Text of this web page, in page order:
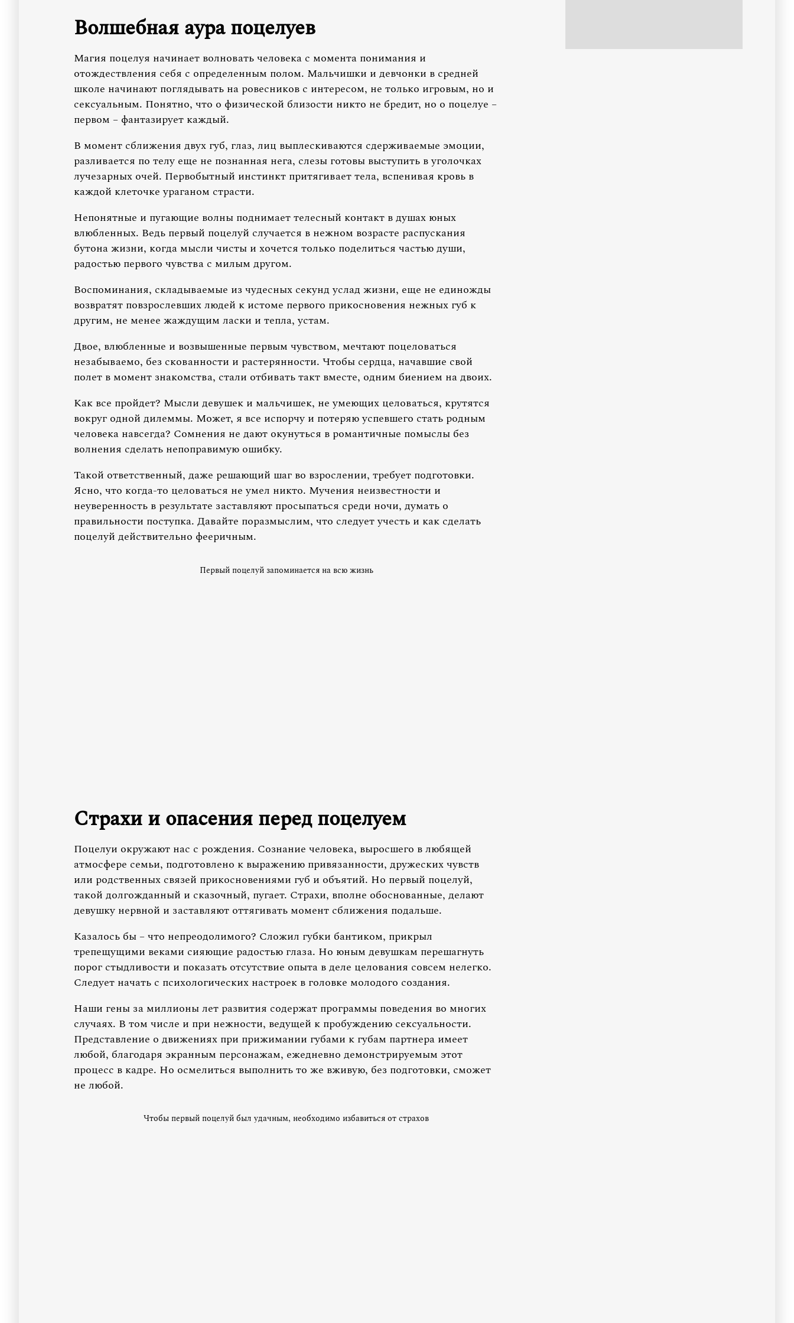
Волшебная аура поцелуев
Магия поцелуя начинает волновать человека с момента понимания и
отождествления себя с определенным полом. Мальчишки и девчонки в средней
школе начинают поглядывать на ровесников с интересом, не только игровым, но и
сексуальным. Понятно, что о физической близости никто не бредит, но о поцелуе –
первом – фантазирует каждый.
В момент сближения двух губ, глаз, лиц выплескиваются сдерживаемые эмоции,
разливается по телу еще не познанная нега, слезы готовы выступить в уголочках
лучезарных очей. Первобытный инстинкт притягивает тела, вспенивая кровь в
каждой клеточке ураганом страсти.
Непонятные и пугающие волны поднимает телесный контакт в душах юных
влюбленных. Ведь первый поцелуй случается в нежном возрасте распускания
бутона жизни, когда мысли чисты и хочется только поделиться частью души,
радостью первого чувства с милым другом.
Воспоминания, складываемые из чудесных секунд услад жизни, еще не единожды
возвратят повзрослевших людей к истоме первого прикосновения нежных губ к
другим, не менее жаждущим ласки и тепла, устам.
Двое, влюбленные и возвышенные первым чувством, мечтают поцеловаться
незабываемо, без скованности и растерянности. Чтобы сердца, начавшие свой
полет в момент знакомства, стали отбивать такт вместе, одним биением на двоих.
Как все пройдет? Мысли девушек и мальчишек, не умеющих целоваться, крутятся
вокруг одной дилеммы. Может, я все испорчу и потеряю успевшего стать родным
человека навсегда? Сомнения не дают окунуться в романтичные помыслы без
волнения сделать непоправимую ошибку.
Такой ответственный, даже решающий шаг во взрослении, требует подготовки.
Ясно, что когда-то целоваться не умел никто. Мучения неизвестности и
неуверенность в результате заставляют просыпаться среди ночи, думать о
правильности поступка. Давайте поразмыслим, что следует учесть и как сделать
поцелуй действительно фееричным.
Первый поцелуй запоминается на всю жизнь
Страхи и опасения перед поцелуем
Поцелуи окружают нас с рождения. Сознание человека, выросшего в любящей
атмосфере семьи, подготовлено к выражению привязанности, дружеских чувств
или родственных связей прикосновениями губ и объятий. Но первый поцелуй,
такой долгожданный и сказочный, пугает. Страхи, вполне обоснованные, делают
девушку нервной и заставляют оттягивать момент сближения подальше.
Казалось бы – что непреодолимого? Сложил губки бантиком, прикрыл
трепещущими веками сияющие радостью глаза. Но юным девушкам перешагнуть
порог стыдливости и показать отсутствие опыта в деле целования совсем нелегко.
Следует начать с психологических настроек в головке молодого создания.
Наши гены за миллионы лет развития содержат программы поведения во многих
случаях. В том числе и при нежности, ведущей к пробуждению сексуальности.
Представление о движениях при прижимании губами к губам партнера имеет
любой, благодаря экранным персонажам, ежедневно демонстрируемым этот
процесс в кадре. Но осмелиться выполнить то же вживую, без подготовки, сможет
не любой.
Чтобы первый поцелуй был удачным, необходимо избавиться от страхов